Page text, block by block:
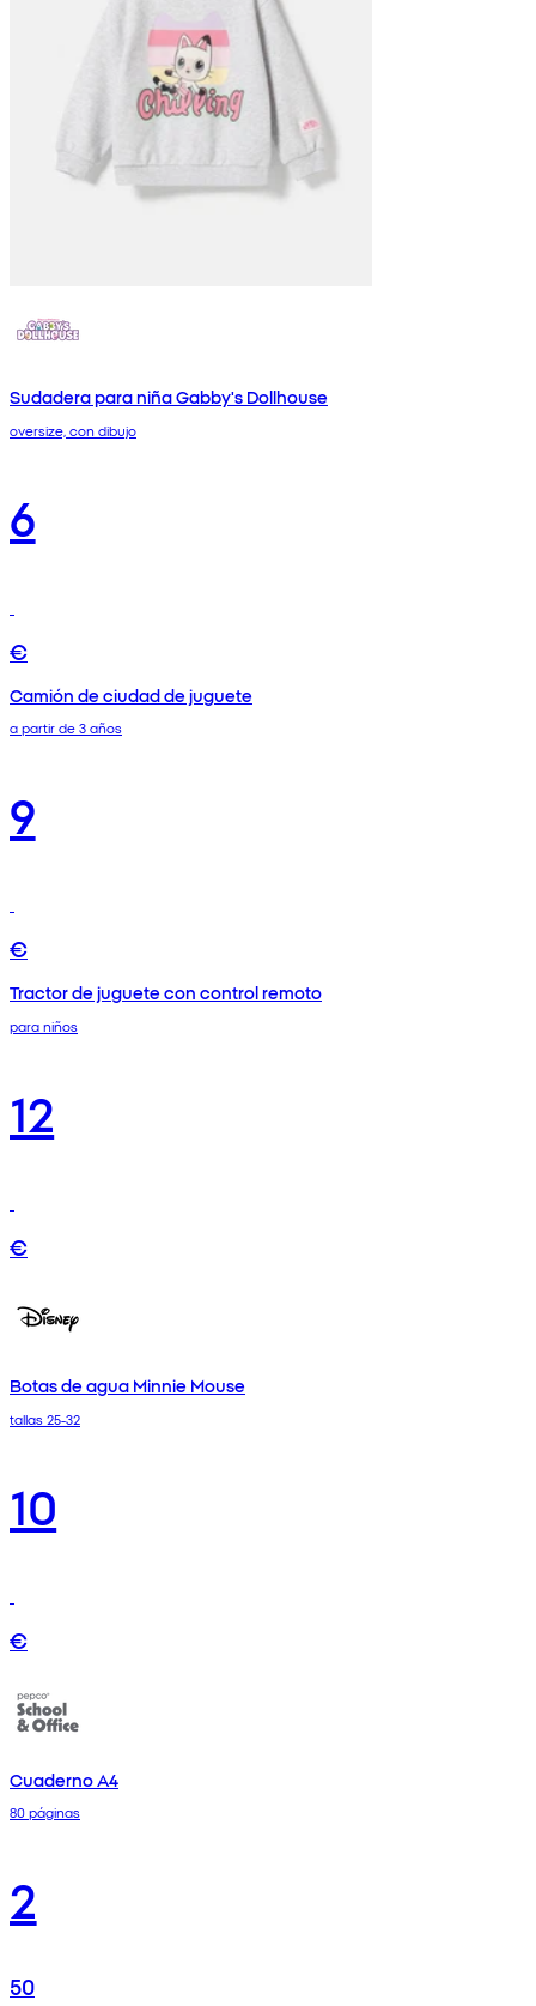
Sudadera para niña Gabby's Dollhouse
oversize, con dibujo
6
€
Camión de ciudad de juguete
a partir de 3 años
9
€
Tractor de juguete con control remoto
para niños
12
€
Botas de agua Minnie Mouse
tallas 25-32
10
€
Cuaderno A4
80 páginas
2
50